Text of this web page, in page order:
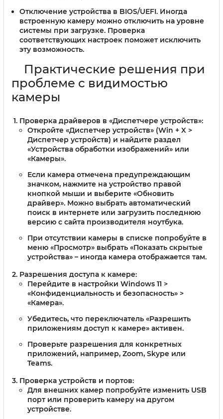
Отключение устройства в BIOS/UEFI. Иногда
встроенную камеру можно отключить на уровне
системы при загрузке. Проверка
соответствующих настроек поможет исключить
эту возможность.
Практические решения при
проблеме с видимостью
камеры
Проверка драйверов в «Диспетчере устройств»:
Откройте «Диспетчер устройств» (Win + X >
Диспетчер устройств) и найдите раздел
«Устройства обработки изображений» или
«Камеры».
Если камера отмечена предупреждающим
значком, нажмите на устройство правой
кнопкой мыши и выберите «Обновить
драйвер». Можно выбрать автоматический
поиск в интернете или загрузить последнюю
версию с сайта производителя ноутбука.
При отсутствии камеры в списке попробуйте в
меню «Просмотр» выбрать «Показать скрытые
устройства» – иногда камера отображается там.
Разрешения доступа к камере:
Перейдите в настройки Windows 11 >
«Конфиденциальность и безопасность» >
«Камера».
Убедитесь, что переключатель «Разрешить
приложениям доступ к камере» активен.
Проверьте разрешения для конкретных
приложений, например, Zoom, Skype или
Teams.
Проверка устройств и портов:
Для внешних камер попробуйте изменить USB
порт или проверить камеру на другом
устройстве.